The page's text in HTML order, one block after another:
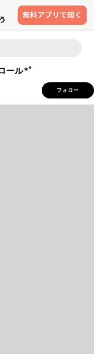
ール*ﾟ
フォロー